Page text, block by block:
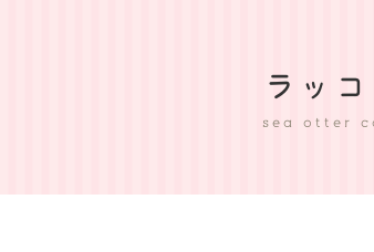
ラッ
sea otter